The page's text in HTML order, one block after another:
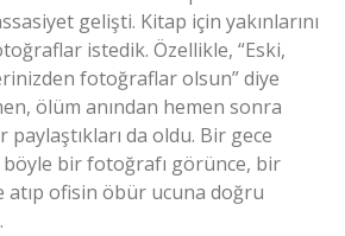
gelişti. Kitap için yakınlarını
istedik. Özellikle, “Eski,
fotoğraflar olsun” diye
ölüm anından hemen sonra
da oldu. Bir gece
bir fotoğrafı görünce, bir
ofisin öbür ucuna doğru